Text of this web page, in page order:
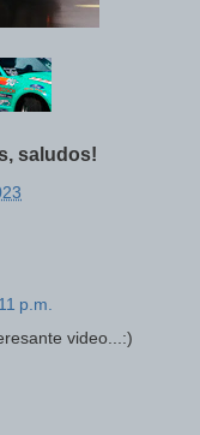
saludos!
p.m.
video...:)